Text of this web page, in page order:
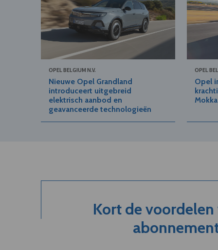
OPEL BELGIUM N.V.
Nieuwe Opel Grandland
introduceert uitgebreid
elektrisch aanbod en
geavanceerde technologieën
OPEL
Opel
Kort de voordelen